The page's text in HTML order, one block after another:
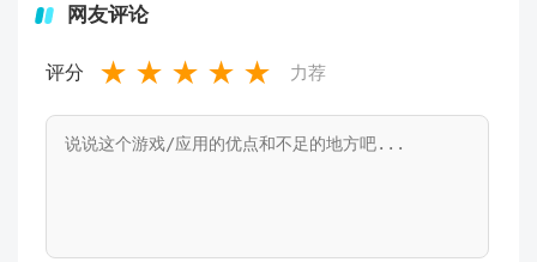
网友评论
评分 ★ ★ ★ ★ ★ 力荐